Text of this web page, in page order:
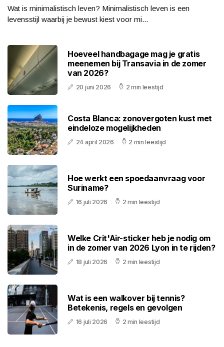
Wat is minimalistisch leven? Minimalistisch leven is een
levensstijl waarbij je bewust kiest voor mi...
Hoeveel handbagage mag je gratis
meenemen bij Transavia in de zomer
van 2026?
20 juni 2026 2 min leestijd
Costa Blanca: zonovergoten kust met
eindeloze mogelijkheden
24 april 2026 2 min leestijd
Hoe werkt een spoedaanvraag voor
Suriname?
16 juli 2026 2 min leestijd
Welke Crit'Air-sticker heb je nodig om
in de zomer van 2026 Lyon in te rijden?
18 juli 2026 2 min leestijd
Wat is een walkover bij tennis?
Betekenis, regels en gevolgen
16 juli 2026 2 min leestijd